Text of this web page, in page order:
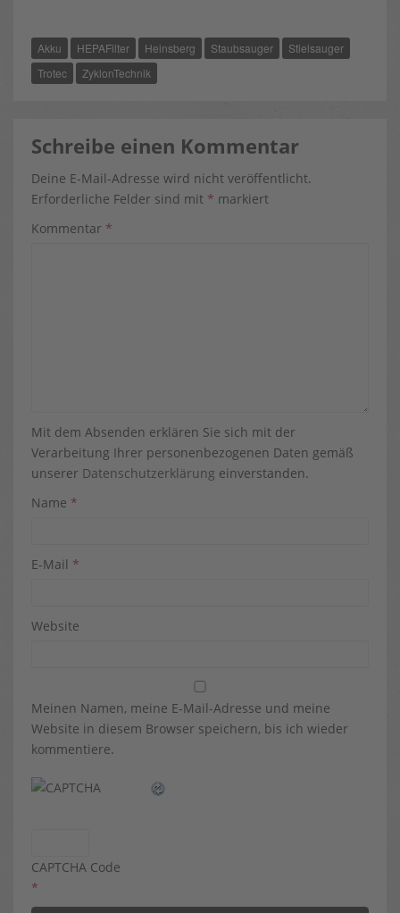
O
O
K
T
T
E
R
E
S
Akku HEPAFilter Heinsberg Staubsauger
Stielsauger
Trotec
ZyklonTechnik
Schreibe einen Kommentar
Deine E-Mail-Adresse wird nicht veröffentlicht.
Erforderliche Felder sind mit * markiert
Kommentar *
Mit dem Absenden erklären Sie sich mit der
Verarbeitung Ihrer personenbezogenen Daten gemäß
unserer Datenschutzerklärung einverstanden.
Name *
E-Mail *
Website
Meinen Namen, meine E-Mail-Adresse und meine
Website in diesem Browser speichern, bis ich wieder
kommentiere.
CAPTCHA Code
*